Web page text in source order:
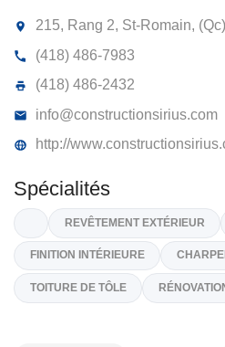
RÉNOVATION
(418) 486-7983
(418) 486-2432
http://